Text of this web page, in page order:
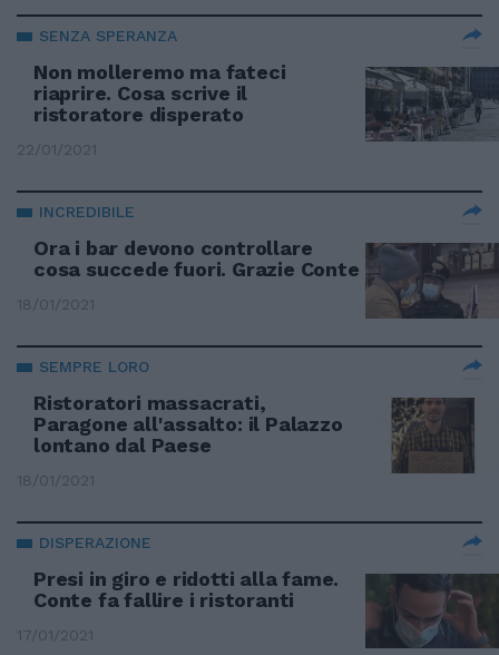
SENZA SPERANZA
Non molleremo ma fateci
riaprire. Cosa scrive il
ristoratore disperato
22/01/2021
INCREDIBILE
Ora i bar devono controllare
cosa succede fuori. Grazie Conte
18/01/2021
SEMPRE LORO
Ristoratori massacrati,
Paragone all'assalto: il Palazzo
lontano dal Paese
18/01/2021
DISPERAZIONE
Presi in giro e ridotti alla fame.
Conte fa fallire i ristoranti
17/01/2021